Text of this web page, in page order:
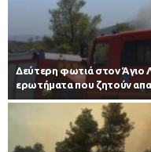
Δεύτερη φωτιά στον Άγιο
ερωτήματα που ζητούν